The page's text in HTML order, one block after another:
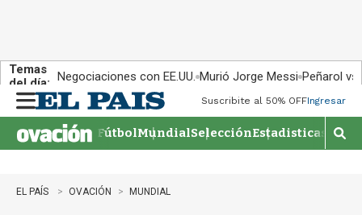
Temas
del día: Negociaciones con EE.UU. Murió Jorge Messi Peñarol
n
u
Suscribite al 50% OFFIngresar
FútbolMundialSelecciónEstadisticas
M
o
EL PAÍS OVACIÓN MUNDIAL